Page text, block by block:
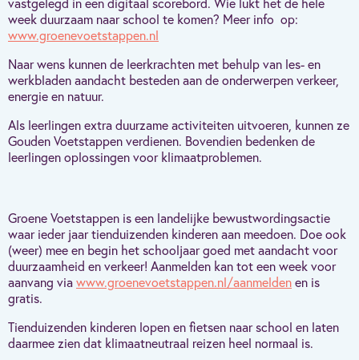
week duurzaam naar school te komen? Meer info op:
www.groenevoetstappen.nl
Naar wens kunnen de leerkrachten met behulp van les- en
werkbladen aandacht besteden aan de onderwerpen verkeer,
energie en natuur.
Als leerlingen extra duurzame activiteiten uitvoeren, kunnen ze
Gouden Voetstappen verdienen. Bovendien bedenken de
leerlingen oplossingen voor klimaatproblemen.
Groene Voetstappen is een landelijke bewustwordingsactie
waar ieder jaar tienduizenden kinderen aan meedoen. Doe ook
(weer) mee en begin het schooljaar goed met aandacht voor
duurzaamheid en verkeer! Aanmelden kan tot een week voor
aanvang viawww.groenevoetstappen.nl/aanmeldenen is
gratis.
Tienduizenden kinderen lopen en fietsen naar school en laten
daarmee zien dat klimaatneutraal reizen heel normaal is.